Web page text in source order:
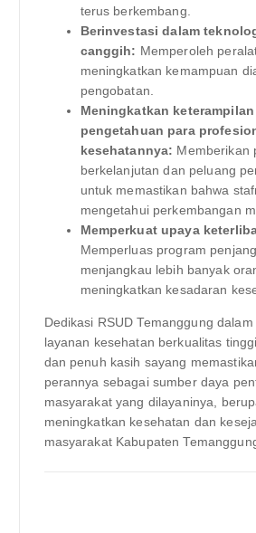
terus berkembang.
Berinvestasi dalam
canggih: Memperoleh
meningkatkan kemampuan
pengobatan.
Meningkatkan keterampilan
pengetahuan para
kesehatannya: Memberikan
berkelanjutan dan peluang
untuk memastikan bahwa
mengetahui perkembangan
Memperkuat upaya
Memperluas program
menjangkau lebih banyak
meningkatkan kesadaran
Dedikasi RSUD Temanggung
layanan kesehatan berkualitas
dan penuh kasih sayang
perannya sebagai sumber daya
masyarakat yang dilayaninya,
meningkatkan kesehatan dan
masyarakat Kabupaten